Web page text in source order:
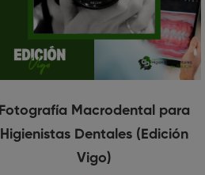
Fotografía Macrodental para
Higienistas Dentales (Edición
Vigo)